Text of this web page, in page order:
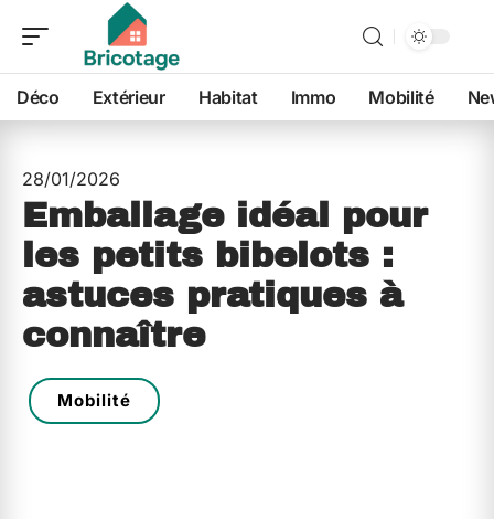
Déco Extérieur Habitat Immo Mobilité
28/01/2026
Emballage idéal pour
les petits bibelots :
astuces pratiques à
connaître
Mobilité